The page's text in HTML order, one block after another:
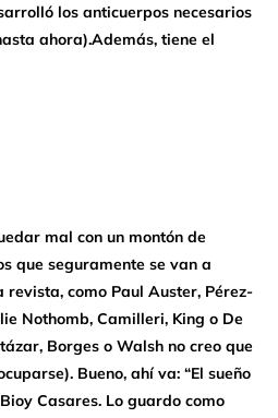
los anticuerpos necesarios
ahora).Además, tiene el
mal con un montón de
que seguramente se van a
como Paul Auster, Pérez-
Nothomb, Camilleri, King o De
Borges o Walsh no creo que
Bueno, ahí va: “El sueño
Casares. Lo guardo como